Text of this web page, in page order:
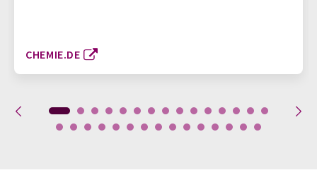
CHEMIE.DE